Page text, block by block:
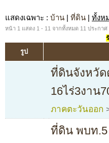
แสดงเฉพาะ : บ้าน | ที่ดิน | ทั้งห
หน้า 1 แสดง 1 - 11 จากทั้งหมด 11 ประกาศ
รูป
ที่ดินจังหวัด
16ไร่3งาน
ภาคตะวันออก
ที่ดิน พบท.5